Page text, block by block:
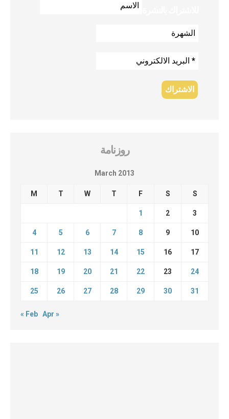
روزنامة
March 2013
M T W T F S S
1 2 3
4 5 6 7 8 9 10
11 12 13 14 15 16 17
18 19 20 21 22 23 24
25 26 27 28 29 30 31
« Feb Apr »